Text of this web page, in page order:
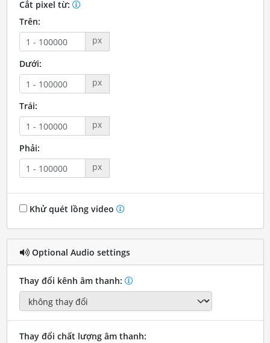
Cắt pixel từ:
Trên:
px
Dưới:
px
Trái:
px
Phải:
px
Khử quét lồng video
Optional Audio settings
Thay đổi kênh âm thanh:
Thay đổi chất lượng âm thanh: